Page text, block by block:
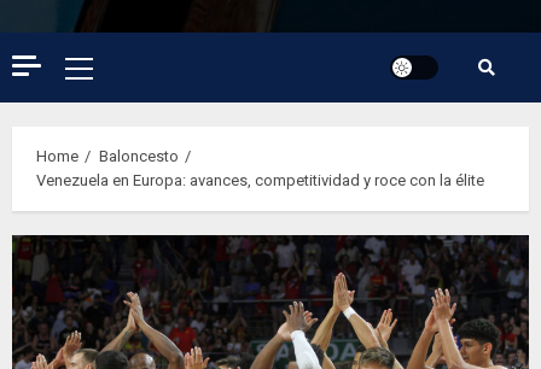
Primary
Menu
Home
Baloncesto
Venezuela en Europa: avances, competitividad y roce con la élite